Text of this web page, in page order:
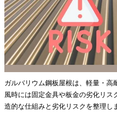
ガルバリウム鋼板屋根は、軽量・高
風時には固定金具や板金の劣化リス
造的な仕組みと劣化リスクを整理し